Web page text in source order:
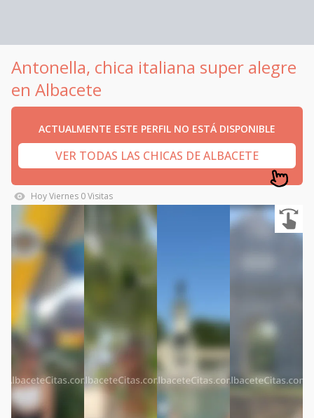
Antonella, chica italiana super alegre
en Albacete
ACTUALMENTE ESTE PERFIL NO ESTÁ DISPONIBLE
VER TODAS LAS CHICAS DE ALBACETE
HoyViernes 0Visitas